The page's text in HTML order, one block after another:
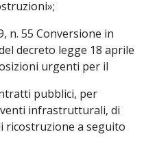
n. 55 Conversione in
decreto legge 18 aprile
urgenti per il
pubblici, per
infrastrutturali, di
ricostruzione a seguito